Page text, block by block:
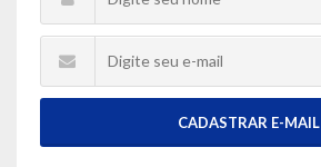
CADASTRAR E-MAIL